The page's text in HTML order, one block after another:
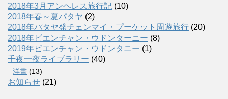
2018年3月アンヘレス旅行記 (10)
2018年春～夏パタヤ (2)
2018年パタヤ発チェンマイ・プーケット周遊旅行 (20)
2018年ビエンチャン・ウドンターニー (8)
2019年ビエンチャン・ウドンタニー (1)
千夜一夜ライブラリー (40)
洋書 (13)
お知らせ (21)